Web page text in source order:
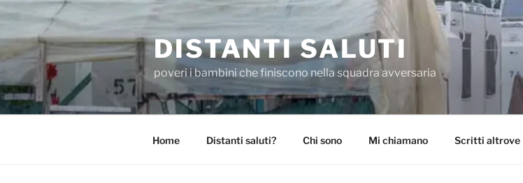
content
DISTANTI SALUTI
poveri i bambini che finiscono nella squadra avversaria
Home Distanti saluti? Chi sono Mi chiamano Scritti altrove